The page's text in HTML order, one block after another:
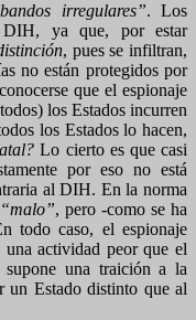
irregulares”. Los
DIH, ya que, por estar
, pues se infiltran,
no están protegidos por
que el espionaje
los Estados incurren
los Estados lo hacen,
Lo cierto es que casi
por eso no está
al DIH. En la norma
“malo”, pero -como se ha
todo caso, el espionaje
actividad peor que el
supone una traición a la
un Estado distinto que al